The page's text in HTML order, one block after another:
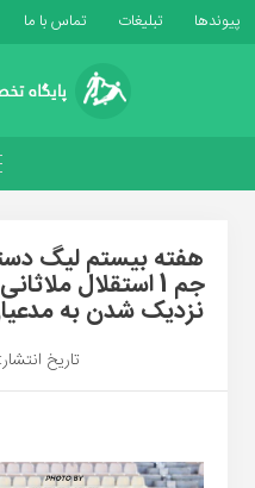
پیوندها تبلیغات تماس با ما
هفته بیستم لیگ
نزدیک شدن به
تاریخ انتشار: 05 مارس 2022